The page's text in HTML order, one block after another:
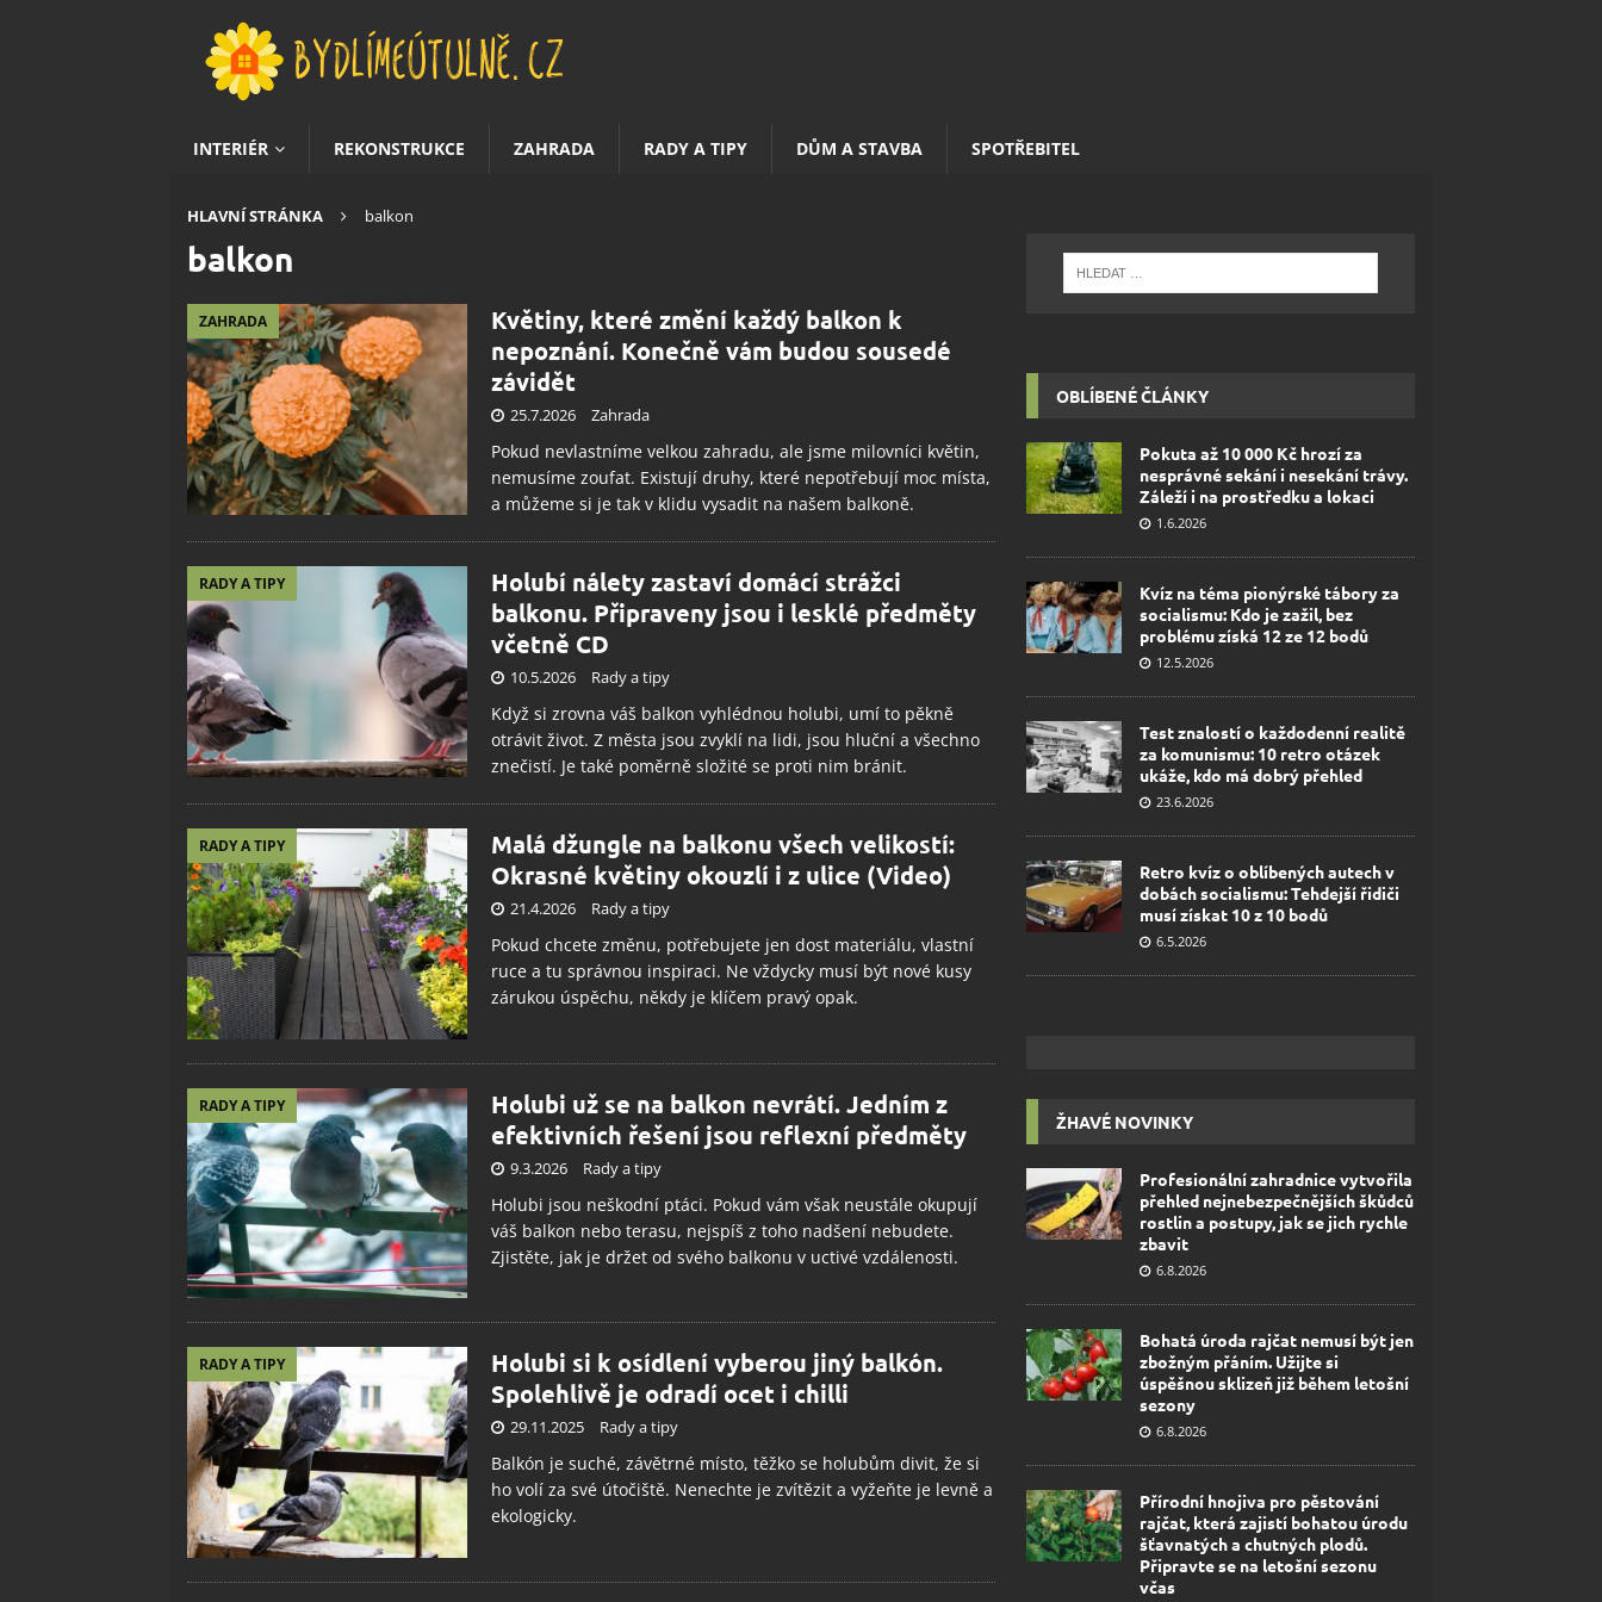
INTERIÉR REKONSTRUKCE ZAHRADA RADY A TIPY DŮM A STAVBA SPOTŘEBITEL
HLAVNÍ STRÁNKA balkon
balkon
ZAHRADA
Květiny, které změní každý balkon k
nepoznání. Konečně vám budou sousedé
závidět
25.7.2026 Zahrada
Pokud nevlastníme velkou zahradu, ale jsme milovníci květin,
nemusíme zoufat. Existují druhy, které nepotřebují moc místa,
a můžeme si je tak v klidu vysadit na našem balkoně.
RADY A TIPY
Holubí nálety zastaví domácí strážci
balkonu. Připraveny jsou i lesklé předměty
včetně CD
10.5.2026 Rady a tipy
Když si zrovna váš balkon vyhlédnou holubi, umí to pěkně
otrávit život. Z města jsou zvyklí na lidi, jsou hluční a všechno
znečistí. Je také poměrně složité se proti nim bránit.
RADY A TIPY
Malá džungle na balkonu všech velikostí:
Okrasné květiny okouzlí i z ulice (Video)
21.4.2026 Rady a tipy
Pokud chcete změnu, potřebujete jen dost materiálu, vlastní
ruce a tu správnou inspiraci. Ne vždycky musí být nové kusy
zárukou úspěchu, někdy je klíčem pravý opak.
RADY A TIPY
Holubi už se na balkon nevrátí. Jedním z
efektivních řešení jsou reflexní předměty
9.3.2026 Rady a tipy
Holubi jsou neškodní ptáci. Pokud vám však neustále okupují
váš balkon nebo terasu, nejspíš z toho nadšení nebudete.
Zjistěte, jak je držet od svého balkonu v uctivé vzdálenosti.
RADY A TIPY
Holubi si k osídlení vyberou jiný balkón.
Spolehlivě je odradí ocet i chilli
29.11.2025 Rady a tipy
Balkón je suché, závětrné místo, těžko se holubům divit, že si
ho volí za své útočiště. Nenechte je zvítězit a vyžeňte je levně a
ekologicky.
OBLÍBENÉ ČLÁNKY
Pokuta až 10 000 Kč hrozí za
nesprávné sekání i nesekání trávy.
Záleží i na prostředku a lokaci
1.6.2026
Kvíz na téma pionýrské tábory za
socialismu: Kdo je zažil, bez
problému získá 12 ze 12 bodů
12.5.2026
Test znalostí o každodenní realitě
za komunismu: 10 retro otázek
ukáže, kdo má dobrý přehled
23.6.2026
Retro kvíz o oblíbených autech v
dobách socialismu: Tehdejší řidiči
musí získat 10 z 10 bodů
6.5.2026
ŽHAVÉ NOVINKY
Profesionální zahradnice vytvořila
přehled nejnebezpečnějších škůdců
rostlin a postupy, jak se jich rychle
zbavit
6.8.2026
Bohatá úroda rajčat nemusí být jen
zbožným přáním. Užijte si
úspěšnou sklizeň již během letošní
sezony
6.8.2026
Přírodní hnojiva pro pěstování
rajčat, která zajistí bohatou úrodu
šťavnatých a chutných plodů.
Připravte se na letošní sezonu
včas